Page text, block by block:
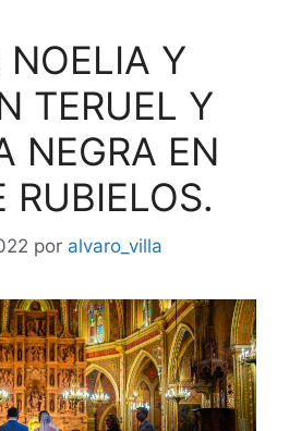
NOELIA Y
TERUEL Y
NEGRA EN
RUBIELOS.
por alvaro_villa